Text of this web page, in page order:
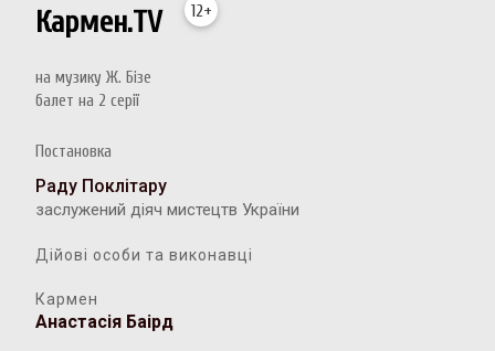
Кармен.TV 12+
на музику Ж. Бізе
балет на 2 серії
Постановка
Раду Поклітару
заслужений діяч мистецтв України
Дійові особи та виконавці
Кармен
Анастасія Баірд